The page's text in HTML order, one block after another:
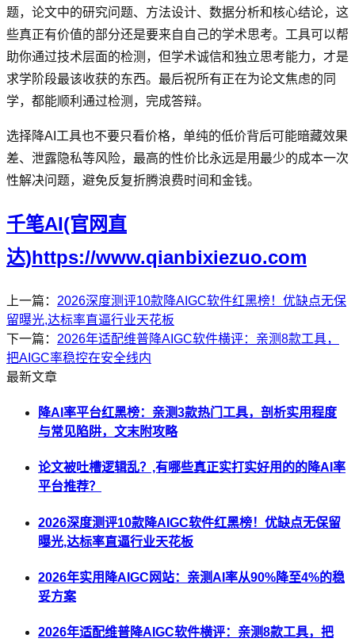
题，论文中的研究问题、方法设计、数据分析和核心结论，这
些真正有价值的部分还是要来自自己的学术思考。工具可以帮
助你通过技术层面的检测，但学术诚信和独立思考能力，才是
求学阶段最该收获的东西。最后祝所有正在为论文焦虑的同
学，都能顺利通过检测，完成答辩。
选择降AI工具也不要只看价格，单纯的低价背后可能暗藏效果
差、泄露隐私等风险，最高的性价比永远是用最少的成本一次
性解决问题，避免反复折腾浪费时间和金钱。
千笔AI(官网直
达)https://www.qianbixiezuo.com
上一篇： 2026深度测评10款降AIGC软件红黑榜！优缺点无保
留曝光,达标率直逼行业天花板
下一篇： 2026年适配维普降AIGC软件横评：亲测8款工具，
把AIGC率稳控在安全线内
最新文章
降AI率平台红黑榜：亲测3款热门工具，剖析实用程度
与常见陷阱，文末附攻略
论文被吐槽逻辑乱？,有哪些真正实打实好用的的降AI率
平台推荐？
2026深度测评10款降AIGC软件红黑榜！优缺点无保留
曝光,达标率直逼行业天花板
2026年实用降AIGC网站：亲测AI率从90%降至4%的稳
妥方案
2026年适配维普降AIGC软件横评：亲测8款工具，把